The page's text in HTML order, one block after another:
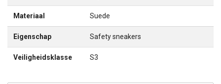
Materiaal Suede
Eigenschap Safety sneakers
Veiligheidsklasse S3